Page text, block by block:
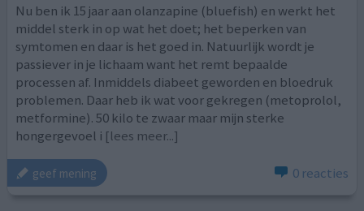
Nu ben ik 15 jaar aan olanzapine (bluefish) en werkt het
middel sterk in op wat het doet; het beperken van
symtomen en daar is het goed in. Natuurlijk wordt je
passiever in je lichaam want het remt bepaalde
processen af. Inmiddels diabeet geworden en bloedruk
problemen. Daar heb ik wat voor gekregen (metoprolol,
metformine). 50 kilo te zwaar maar mijn sterke
hongergevoel i [lees meer...]
geef mening 0 reacties